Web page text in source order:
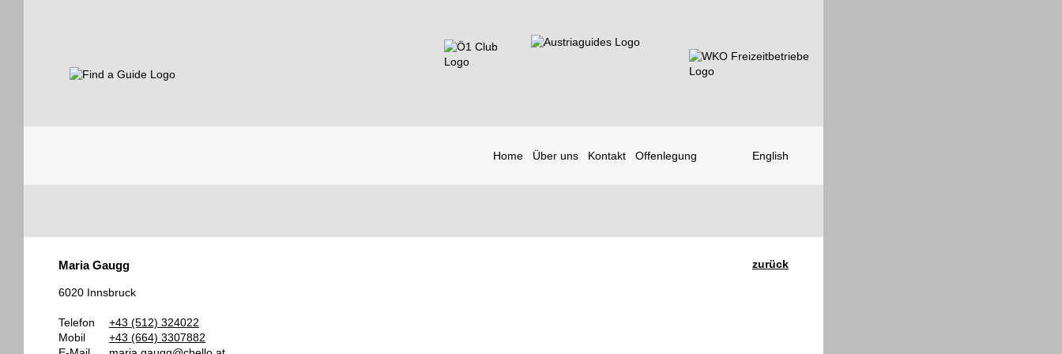
Home Über uns Kontakt Offenlegung English
Guides
zurück
Maria Gaugg
6020 Innsbruck
Telefon
+43 (512) 324022
Mobil
+43 (664) 3307882